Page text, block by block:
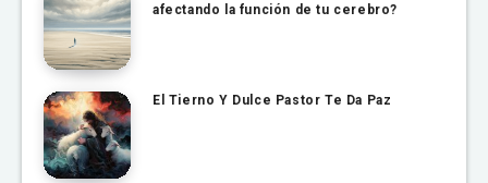
afectando la función de tu cerebro?
El Tierno Y Dulce Pastor Te Da Paz